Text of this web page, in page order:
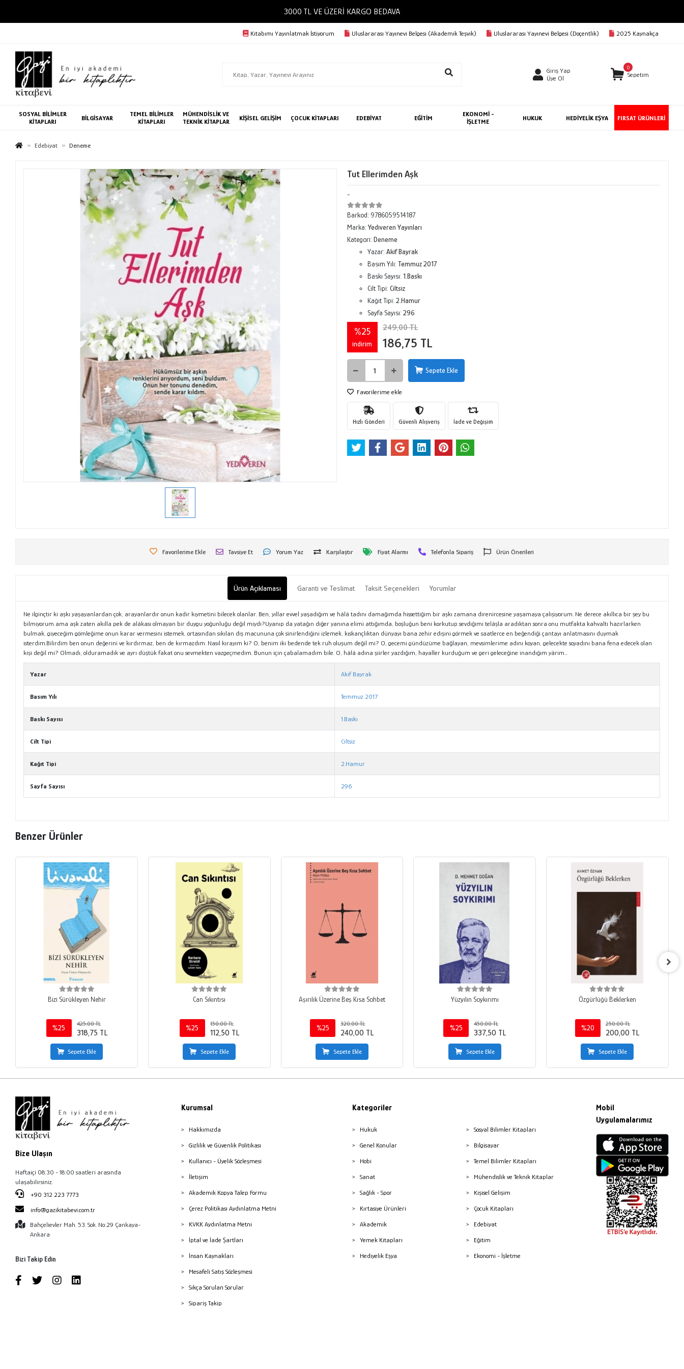
3000 TL VE ÜZERİ KARGO BEDAVA
Kitabımı Yayınlatmak İstiyorum Uluslararası Yayınevi Belgesi (Akademik Teşvik) Uluslararası Yayınevi Belgesi (Doçentlik) 2025 Kaynakça
Giriş Yap
Üye Ol
0
Sepetim
SOSYAL BİLİMLER
KİTAPLARI
BİLGİSAYAR
TEMEL BİLİMLER
KİTAPLARI
MÜHENDİSLİK VE
TEKNİK KİTAPLAR
KİŞİSEL GELİŞİM ÇOCUK KİTAPLARI EDEBİYAT EĞİTİM
EKONOMİ -
İŞLETME
HUKUK HEDİYELİK EŞYA FIRSAT ÜRÜNLERİ
Edebiyat Deneme
Tut Ellerimden Aşk
-
Barkod: 9786059514187
Marka: Yediveren Yayınları
Kategori: Deneme
Yazar: Akif Bayrak
Basım Yılı: Temmuz 2017
Baskı Sayısı: 1.Baskı
Cilt Tipi: Ciltsiz
Kağıt Tipi: 2.Hamur
Sayfa Sayısı: 296
%25
indirim
249,00 TL
186,75 TL
Sepete Ekle
Favorilerime ekle
Hızlı Gönderi Güvenli Alışveriş İade ve Değişim
Favorilerime Ekle Tavsiye Et Yorum Yaz Karşılaştır Fiyat Alarmı Telefonla Sipariş Ürün Önerileri
Ürün Açıklaması Garanti ve Teslimat Taksit Seçenekleri Yorumlar
Ne ilginçtir ki aşkı yaşayanlardan çok, arayanlardır onun kadir kıymetini bilecek olanlar. Ben, yıllar evvel yaşadığım ve hâlâ tadını damağımda hissettiğim bir aşkı zamana direnircesine yaşamaya çalışıyorum. Ne derece akıllıca bir şey bu
bilmiyorum ama aşk zaten akılla pek de alâkası olmayan bir duygu yoğunluğu değil miydi?Uyanıp da yatağın diğer yanına elimi attığımda, boşluğun beni korkutup sevdiğimi telâşla aradıktan sonra onu mutfakta kahvaltı hazırlarken
bulmak, giyeceğim gömleğime onun karar vermesini istemek, ortasından sıkılan diş macununa çok sinirlendiğini izlemek, kıskançlıktan dünyayı bana zehir edişini görmek ve saatlerce en beğendiği çantayı anlatmasını duymak
isterdim.Bilirdim ben onun değerini ve kırdırmaz, ben de kırmazdım. Nasıl kırayım ki? O, benim iki bedende tek ruh oluşum değil mi? O, gecemi gündüzüme bağlayan, mevsimlerime adını koyan, gelecekte soyadını bana fena edecek olan
kişi değil mi? Olmadı, olduramadık ve ayrı düştük fakat onu sevmekten vazgeçmedim. Bunun için çabalamadım bile. O, hâlâ adına şiirler yazdığım, hayaller kurduğum ve geri geleceğine inandığım yârim...
Yazar Akif Bayrak
Basım Yılı Temmuz 2017
Baskı Sayısı 1.Baskı
Cilt Tipi Ciltsiz
Kağıt Tipi 2.Hamur
Sayfa Sayısı 296
Benzer Ürünler
Bizi Sürükleyen Nehir
%25
425,00 TL
318,75 TL
Sepete Ekle
Can Sıkıntısı
%25
150,00 TL
112,50 TL
Sepete Ekle
Aşırılık Üzerine Beş Kısa Sohbet
%25
320,00 TL
240,00 TL
Sepete Ekle
Yüzyılın Soykırımı
%25
450,00 TL
337,50 TL
Sepete Ekle
Özgürlüğü Beklerken
%20
250,00 TL
200,00 TL
Sepete Ekle
Bize Ulaşın
Haftaiçi 08:30 - 18:00 saatleri arasında
ulaşabilirsiniz.
+90 312 223 7773
info@gazikitabevi.com.tr
Bahçelievler Mah. 53. Sok. No:29 Çankaya-
Ankara
Bizi Takip Edin
Kurumsal
Hakkımızda
Gizlilik ve Güvenlik Politikası
Kullanıcı - Üyelik Sözleşmesi
İletişim
Akademik Kopya Talep Formu
Çerez Politikası Aydınlatma Metni
KVKK Aydınlatma Metni
İptal ve İade Şartları
İnsan Kaynakları
Mesafeli Satış Sözleşmesi
Sıkça Sorulan Sorular
Sipariş Takip
Kategoriler
Hukuk
Genel Konular
Hobi
Sanat
Sağlık - Spor
Kırtasiye Ürünleri
Akademik
Yemek Kitapları
Hediyelik Eşya
Sosyal Bilimler Kitapları
Bilgisayar
Temel Bilimler Kitapları
Mühendislik ve Teknik Kitaplar
Kişisel Gelişim
Çocuk Kitapları
Edebiyat
Eğitim
Ekonomi - İşletme
Mobil
Uygulamalarımız